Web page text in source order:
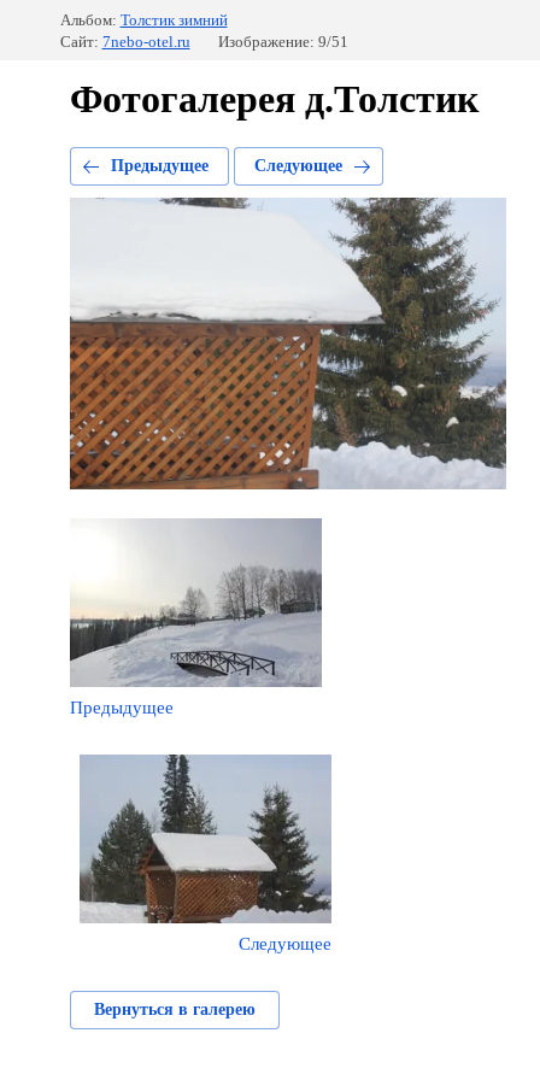
Альбом: Толстик зимний
Сайт: 7nebo-otel.ru Изображение: 9/51
Фотогалерея д.Толстик
Предыдущее Следующее
Предыдущее
Следующее
Вернуться в галерею